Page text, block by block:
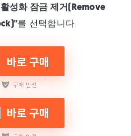
성화 잠금 제거(Remove
를 선택합니다.